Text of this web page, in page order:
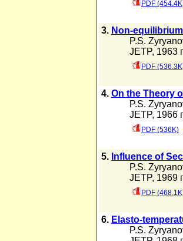
PDF
3. Non-
P.S.
JETP, 1963
PDF
4. On the Theory
P.S.
JETP, 1966
PDF (536K)
5. Influence of
P.S.
JETP, 1969
PDF
6. Elasto-
P.S.